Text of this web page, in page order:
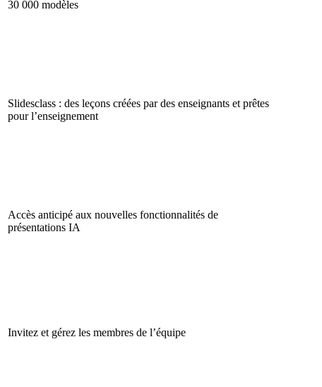
30 000 modèles
Slidesclass : des leçons créées par des enseignants et prêtes
pour l’enseignement
Accès anticipé aux nouvelles fonctionnalités de
présentations IA
Invitez et gérez les membres de l’équipe